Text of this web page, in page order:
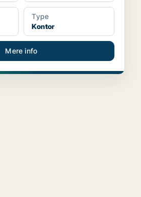
Type
Kontor
Mere info